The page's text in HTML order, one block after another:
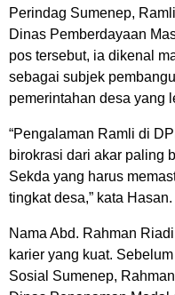
Perindag Sumenep,
Dinas Pemberdayaan
pos tersebut, ia dikenal
sebagai subjek
pemerintahan desa yang
“Pengalaman Ramli di
birokrasi dari akar paling
Sekda yang harus
tingkat desa,” kata Hasan.
Nama Abd. Rahman
karier yang kuat.
Sosial Sumenep,